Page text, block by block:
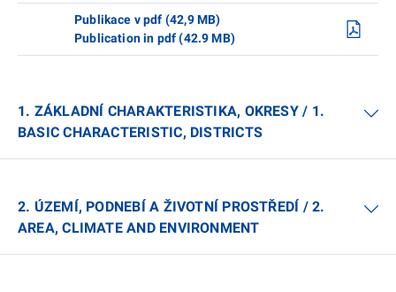
Publikace v pdf (42,9 MB)
Publication in pdf (42.9 MB)
1. ZÁKLADNÍ CHARAKTERISTIKA, OKRESY / 1.
BASIC CHARACTERISTIC, DISTRICTS
2. ÚZEMÍ, PODNEBÍ A ŽIVOTNÍ PROSTŘEDÍ / 2.
AREA, CLIMATE AND ENVIRONMENT